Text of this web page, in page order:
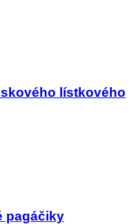
lístkového
pagáčiky